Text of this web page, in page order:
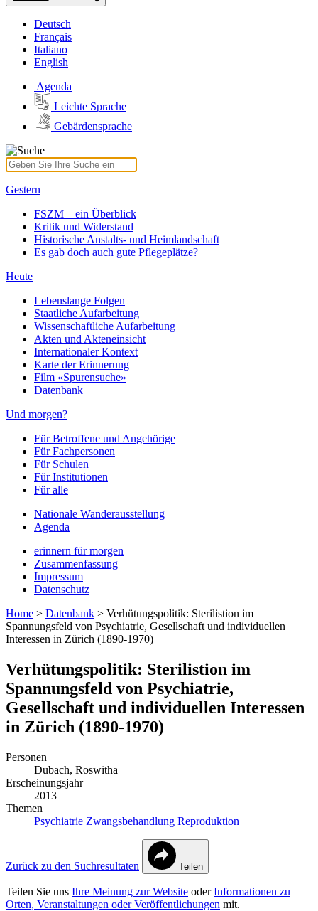
Deutsch
Français
Italiano
English
Agenda
Leichte Sprache
Gebärdensprache
Gestern
FSZM – ein Überblick
Kritik und Widerstand
Historische Anstalts- und Heimlandschaft
Es gab doch auch gute Pflegeplätze?
Heute
Lebenslange Folgen
Staatliche Aufarbeitung
Wissenschaftliche Aufarbeitung
Akten und Akteneinsicht
Internationaler Kontext
Karte der Erinnerung
Film «Spurensuche»
Datenbank
Und morgen?
Für Betroffene und Angehörige
Für Fachpersonen
Für Schulen
Für Institutionen
Für alle
Nationale Wanderausstellung
Agenda
erinnern für morgen
Zusammenfassung
Impressum
Datenschutz
Home > Datenbank > Verhütungspolitik: Sterilistion im
Spannungsfeld von Psychiatrie, Gesellschaft und individuellen
Interessen in Zürich (1890-1970)
Verhütungspolitik: Sterilistion im
Spannungsfeld von Psychiatrie,
Gesellschaft und individuellen Interessen
in Zürich (1890-1970)
Personen
Dubach, Roswitha
Erscheinungsjahr
2013
Themen
Psychiatrie Zwangsbehandlung Reproduktion
Zurück zu den Suchresultaten Teilen
Teilen Sie uns Ihre Meinung zur Website oderInformationen zu
Orten, Veranstaltungen oder Veröffentlichungen mit.